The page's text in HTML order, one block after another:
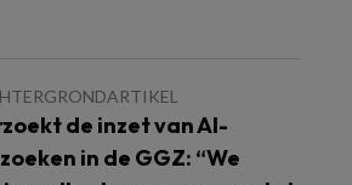
de inzet van AI-
in de GGZ: “We